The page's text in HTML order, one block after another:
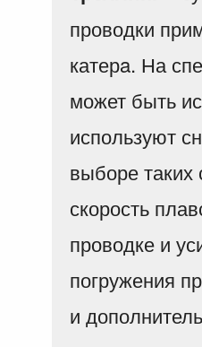
проводки
катерa. На
может быть
используют
выборе таких
скорость
проводке и
погружения
и